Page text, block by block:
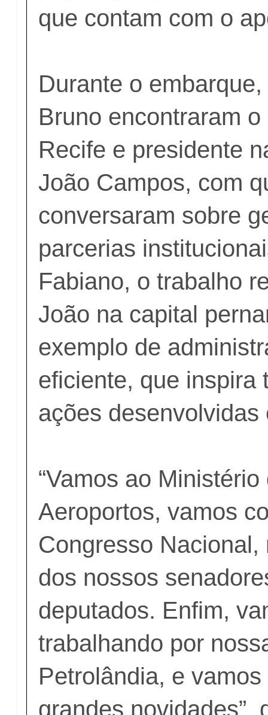
que contam com o
Durante o
Bruno encontraram
Recife e presidente
João Campos, com
conversaram sobre
parcerias
Fabiano, o trabalho
João na capital
exemplo de
eficiente, que inspira
ações
“Vamos ao
Aeroportos, vamos
Congresso
dos nossos
deputados. Enfim,
trabalhando por
Petrolândia, e
grandes novidades”,